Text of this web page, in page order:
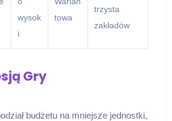
wysok
i
towa
trzysta
zakładów
Gry
budżetu na mniejsze jednostki,